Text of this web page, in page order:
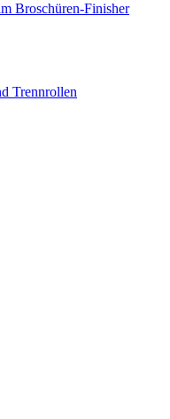
Broschüren-Finisher
Trennrollen